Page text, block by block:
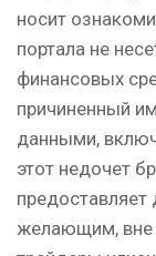
носит
портала не
финансовых
причиненный
данными,
этот недочет
предоставляет
желающим, вне